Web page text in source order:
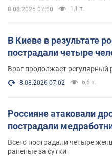
8.08.2026 07:00 1,1 т.
В Киеве в результате
пострадали четыре
Враг продолжает регулярный
8.08.2026 07:02 6,6 т.
Россияне атаковали
пострадали
Всего пострадали четыре
раненые за сутки